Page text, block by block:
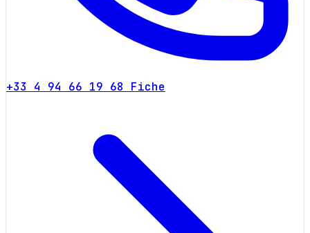
+33 4 94 66 19 68 Fiche